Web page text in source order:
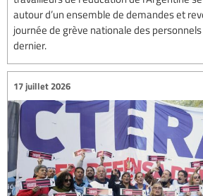
autour d’un ensemble de demandes et
journée de grève nationale des
dernier.
17 juillet 2026